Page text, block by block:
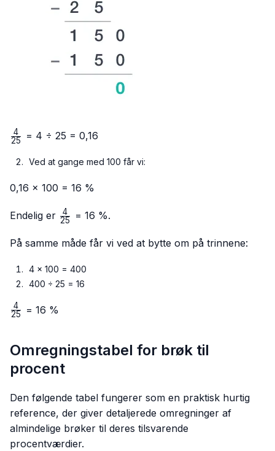
\frac{4}
25
4 = 4 ÷ 25 = 0,16
Ved at gange med 100 får vi:
0,16 × 100 = 16 %
Endelig er \frac{4}
25
4 = 16 %.
På samme måde får vi ved at bytte om på trinnene:
4 × 100 = 400
400 ÷ 25 = 16
\frac{4}
25
4 = 16 %
Omregningstabel for brøk til
procent
Den følgende tabel fungerer som en praktisk hurtig
reference, der giver detaljerede omregninger af
almindelige brøker til deres tilsvarende
procentværdier.